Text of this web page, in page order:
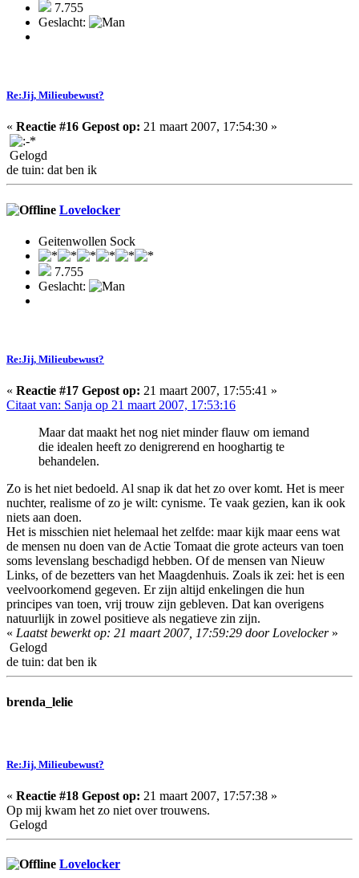
7.755
Geslacht:
Re:Jij, Milieubewust?
« Reactie #16 Gepost op: 21 maart 2007, 17:54:30 »
Gelogd
de tuin: dat ben ik
Lovelocker
Geitenwollen Sock
7.755
Geslacht:
Re:Jij, Milieubewust?
« Reactie #17 Gepost op: 21 maart 2007, 17:55:41 »
Citaat van: Sanja op 21 maart 2007, 17:53:16
Maar dat maakt het nog niet minder flauw om iemand
die idealen heeft zo denigrerend en hooghartig te
behandelen.
Zo is het niet bedoeld. Al snap ik dat het zo over komt. Het is meer
nuchter, realisme of zo je wilt: cynisme. Te vaak gezien, kan ik ook
niets aan doen.
Het is misschien niet helemaal het zelfde: maar kijk maar eens wat
de mensen nu doen van de Actie Tomaat die grote acteurs van toen
soms levenslang beschadigd hebben. Of de mensen van Nieuw
Links, of de bezetters van het Maagdenhuis. Zoals ik zei: het is een
veelvoorkomend gegeven. Er zijn altijd enkelingen die hun
principes van toen, vrij trouw zijn gebleven. Dat kan overigens
natuurlijk in zowel positieve als negatieve zin zijn.
« Laatst bewerkt op: 21 maart 2007, 17:59:29 door Lovelocker»
Gelogd
de tuin: dat ben ik
brenda_lelie
Re:Jij, Milieubewust?
« Reactie #18 Gepost op: 21 maart 2007, 17:57:38 »
Op mij kwam het zo niet over trouwens.
Gelogd
Lovelocker